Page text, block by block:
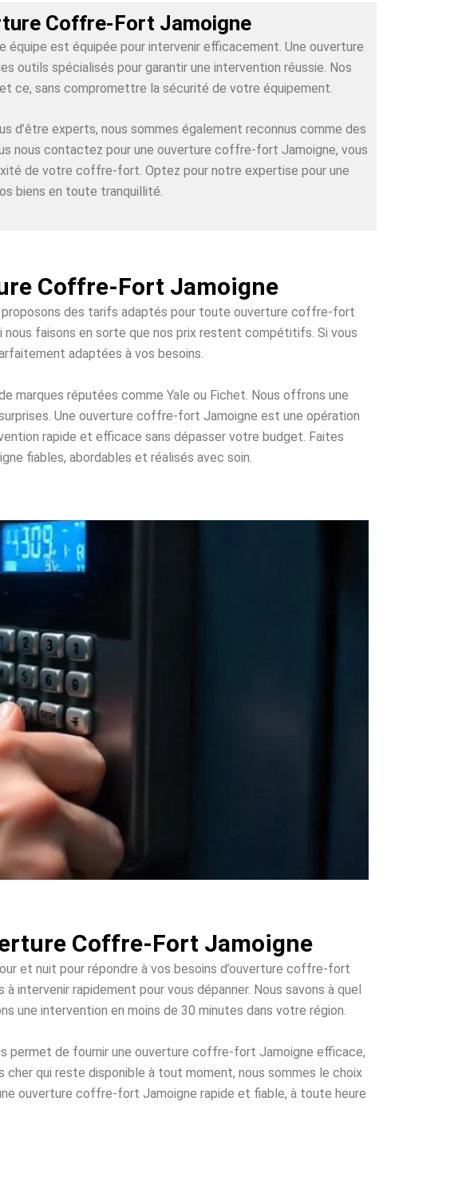
Coffre-Fort Jamoigne
est équipée pour intervenir efficacement. Une ouverture
outils spécialisés pour garantir une intervention réussie. Nos
ce, sans compromettre la sécurité de votre équipement.
d’être experts, nous sommes également reconnus comme des
nous contactez pour une ouverture coffre-fort Jamoigne, vous
de votre coffre-fort. Optez pour notre expertise pour une
biens en toute tranquillité.
Coffre-Fort Jamoigne
proposons des tarifs adaptés pour toute ouverture coffre-fort
nous faisons en sorte que nos prix restent compétitifs. Si vous
adaptées à vos besoins.
réputées comme Yale ou Fichet. Nous offrons une
Une ouverture coffre-fort Jamoigne est une opération
rapide et efficace sans dépasser votre budget. Faites
fiables, abordables et réalisés avec soin.
Coffre-Fort Jamoigne
et nuit pour répondre à vos besoins d’ouverture coffre-fort
intervenir rapidement pour vous dépanner. Nous savons à quel
une intervention en moins de 30 minutes dans votre région.
permet de fournir une ouverture coffre-fort Jamoigne efficace,
cher qui reste disponible à tout moment, nous sommes le choix
ouverture coffre-fort Jamoigne rapide et fiable, à toute heure